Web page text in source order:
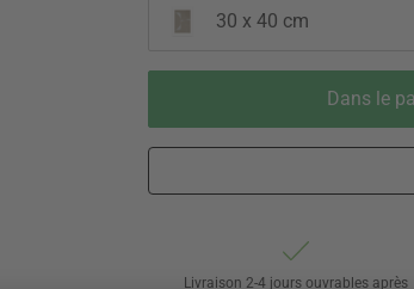
30 x 40 cm
Dans le
Livraison 2-4 jours ouvrables après